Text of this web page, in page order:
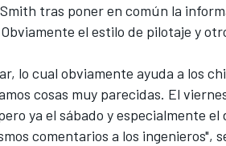
tras poner en común la
el estilo de pilotaje y
lo cual obviamente ayuda a los
cosas muy parecidas. El
ya el sábado y especialmente el
comentarios a los ingenieros",